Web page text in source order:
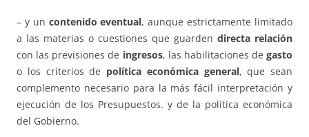
– y un contenido eventual, aunque estrictamente limitado
a las materias o cuestiones que guarden directa relación
con las previsiones de ingresos, las habilitaciones de gasto
o los criterios de política económica general, que sean
complemento necesario para la más fácil interpretación y
ejecución de los Presupuestos. y de la política económica
del Gobierno.